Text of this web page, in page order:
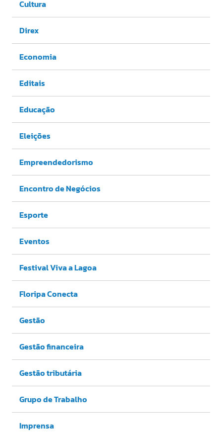
Cultura
Direx
Economia
Editais
Educação
Eleições
Empreendedorismo
Encontro de Negócios
Esporte
Eventos
Festival Viva a Lagoa
Floripa Conecta
Gestão
Gestão financeira
Gestão tributária
Grupo de Trabalho
Imprensa